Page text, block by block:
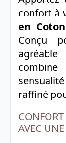
confort à
en
Conçu
raffiné
AVEC